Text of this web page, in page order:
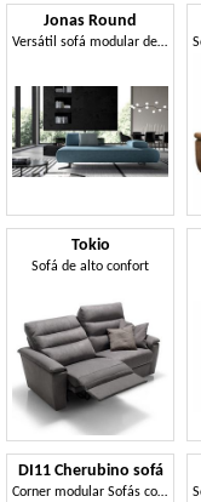
Jonas Round
Versátil sofá modular de formas redondeadas
Tokio
Sofá de alto confort
DI11 Cherubino sofá
Corner modular Sofás con la península, acolchada con poliuretano